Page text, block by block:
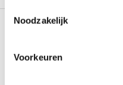
Toestemmingsselectie
Noodzakelijk
Voorkeuren